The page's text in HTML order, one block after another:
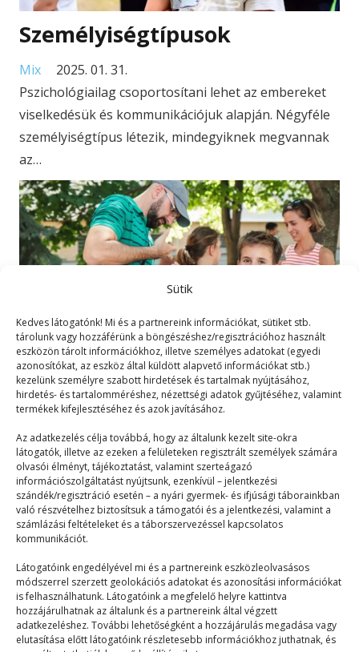
Sütik
Kedves látogatónk! Mi és a partnereink információkat, sütiket stb.
tárolunk vagy hozzáférünk a böngészéshez/regisztrációhoz használt
eszközön tárolt információkhoz, illetve személyes adatokat (egyedi
azonosítókat, az eszköz által küldött alapvető információkat stb.)
kezelünk személyre szabott hirdetések és tartalmak nyújtásához,
hirdetés- és tartalomméréshez, nézettségi adatok gyűjtéséhez, valamint
termékek kifejlesztéséhez és azok javításához.
Az adatkezelés célja továbbá, hogy az általunk kezelt site-okra
látogatók, illetve az ezeken a felületeken regisztrált személyek számára
olvasói élményt, tájékoztatást, valamint szerteágazó
információszolgáltatást nyújtsunk, ezenkívül – jelentkezési
szándék/regisztráció esetén – a nyári gyermek- és ifjúsági táborainkban
való részvételhez biztosítsuk a támogatói és a jelentkezési, valamint a
számlázási feltételeket és a táborszervezéssel kapcsolatos
kommunikációt.
Látogatóink engedélyével mi és a partnereink eszközleolvasásos
módszerrel szerzett geolokációs adatokat és azonosítási információkat
is felhasználhatunk. Látogatóink a megfelelő helyre kattintva
hozzájárulhatnak az általunk és a partnereink által végzett
adatkezeléshez. További lehetőségként a hozzájárulás megadása vagy
elutasítása előtt látogatóink részletesebb információkhoz juthatnak, és
Személyiségtípusok
Mix
2025. 01. 31.
Pszichológiailag csoportosítani lehet az embereket
viselkedésük és kommunikációjuk alapján. Négyféle
személyiségtípus létezik, mindegyiknek megvannak
az…
Ha egy napra helyet
cserélhetnék az anyukámmal
Mix
2026. 04. 29.
Mindenki szeretne egyszer az anyukája bőrébe bújni.
Én most erre a képzeletbeli utazásra hívlak titeket!…